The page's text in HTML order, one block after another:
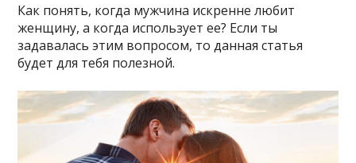
Как понять, когда мужчина искренне любит
женщину, а когда использует ее? Если ты
задавалась этим вопросом, то данная статья
будет для тебя полезной.